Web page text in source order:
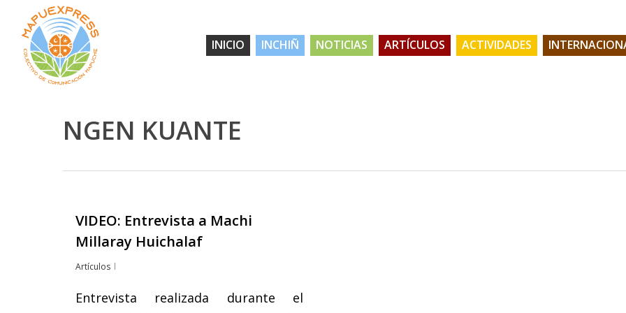
main
content
Hit enter to search or ESC to close
INICIO INCHIÑ NOTICIAS ARTÍCULOS ACTIVIDADES
NGEN KUANTE
VIDEO: Entrevista a Machi
Millaray Huichalaf
Artículos
Entrevista realizada durante el